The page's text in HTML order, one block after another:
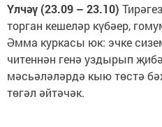
Үлчәү (23.09 – 23.10)
торган кешеләр күбәер,
Әмма куркасы юк: эчке
читеннән генә уздырып
мәсьәләләрдә кыю төстә
төгәл әйтәчәк.